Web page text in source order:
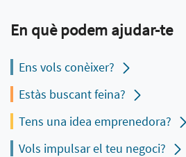
En què podem ajudar-te
Ens vols conèixer?
Estàs buscant feina?
Tens una idea emprenedora?
Vols impulsar el teu negoci?